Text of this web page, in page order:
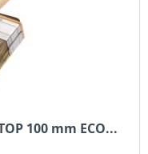
100 mm ECO...